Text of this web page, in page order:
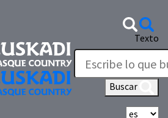
Texto
Buscar